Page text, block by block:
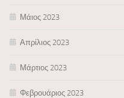
Μάιος 2023
Απρίλιος 2023
Μάρτιος 2023
Φεβρουάριος 2023